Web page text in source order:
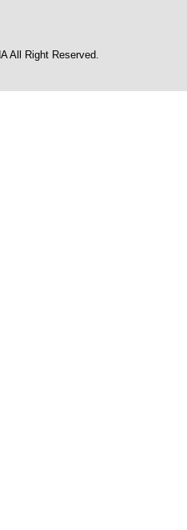
All Right Reserved.